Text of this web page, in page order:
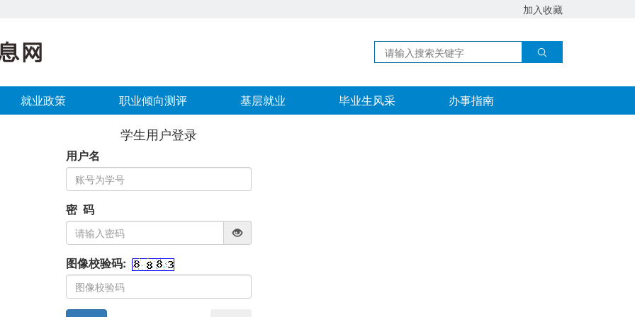
加入收藏
就业政策 职业倾向测评 基层就业 毕业生风采 办事指南
学生用户登录
用户名
密 码
图像校验码: